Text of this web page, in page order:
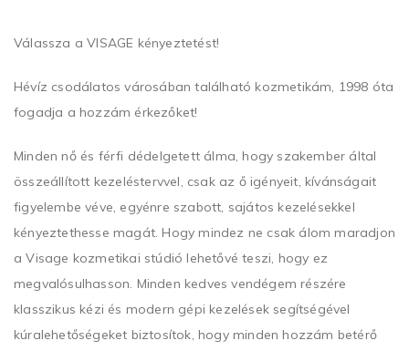
Válassza a VISAGE kényeztetést!
Hévíz csodálatos városában található kozmetikám, 1998 óta
fogadja a hozzám érkezőket!
Minden nő és férfi dédelgetett álma, hogy szakember által
összeállított kezeléstervvel, csak az ő igényeit, kívánságait
figyelembe véve, egyénre szabott, sajátos kezelésekkel
kényeztethesse magát. Hogy mindez ne csak álom maradjon
a Visage kozmetikai stúdió lehetővé teszi, hogy ez
megvalósulhasson. Minden kedves vendégem részére
klasszikus kézi és modern gépi kezelések segítségével
kúralehetőségeket biztosítok, hogy minden hozzám betérő